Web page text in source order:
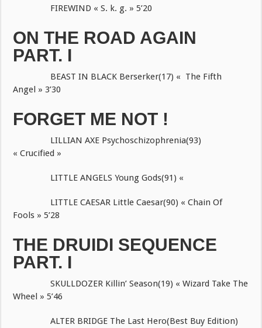
FIREWIND « S. k. g. » 5’20
ON THE ROAD AGAIN
PART. I
BEAST IN BLACK Berserker(17) « The Fifth
Angel » 3’30
FORGET ME NOT !
LILLIAN AXE Psychoschizophrenia(93)
« Crucified »
LITTLE ANGELS Young Gods(91) «
LITTLE CAESAR Little Caesar(90) « Chain Of
Fools » 5’28
THE DRUIDI SEQUENCE
PART. I
SKULLDOZER Killin’ Season(19) « Wizard Take The
Wheel » 5’46
ALTER BRIDGE The Last Hero(Best Buy Edition)